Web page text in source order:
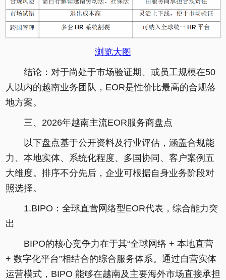
浏览大图
结论：对于尚处于市场验证期、或员工规模在50
人以内的越南业务团队，EOR是性价比最高的合规落
地方案。
三、2026年越南主流EOR服务商盘点
以下盘点基于公开资料及行业评估，涵盖合规能
力、本地实体、系统化程度、多国协同、客户案例五
大维度。排序不分先后，企业可根据自身业务阶段对
照选择。
1.BIPO：全球直营网络型EOR代表，综合能力突
出
BIPO的核心竞争力在于其“全球网络 + 本地直营
+ 数字化平台”相结合的综合服务体系。通过自营实体
运营模式，BIPO 能够在越南及主要海外市场直接承担